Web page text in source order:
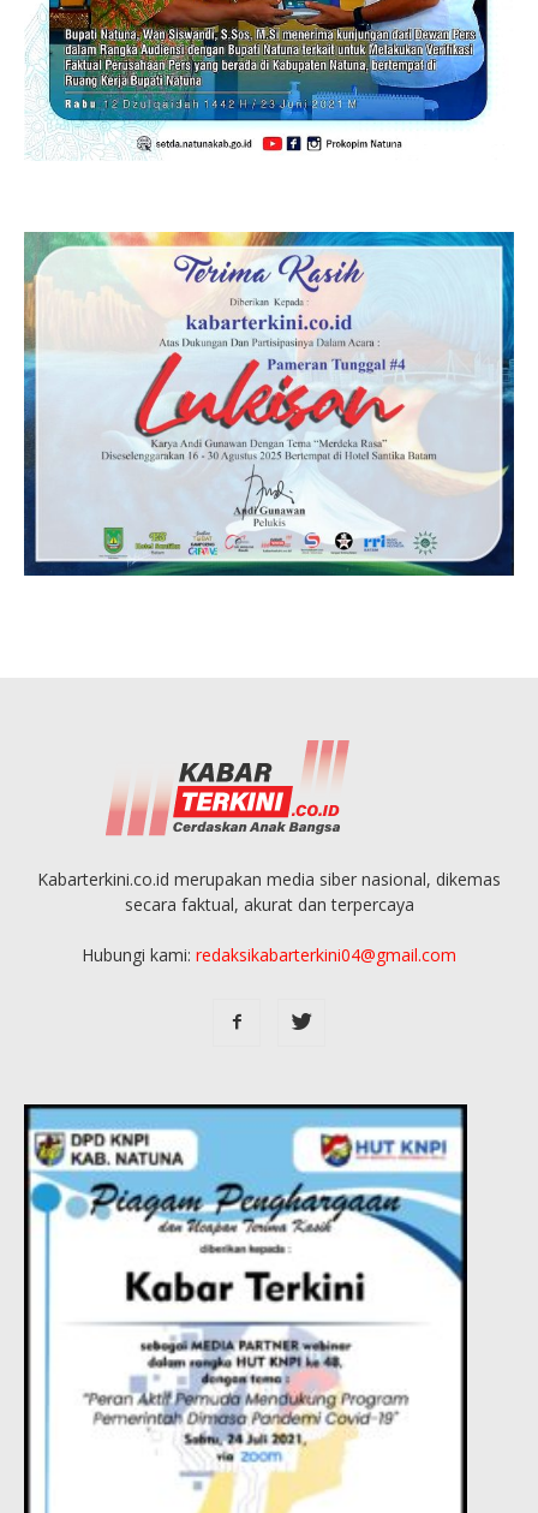
Kabarterkini.co.id merupakan media siber nasional, dikemas
secara faktual, akurat dan terpercaya
Hubungi kami: redaksikabarterkini04@gmail.com